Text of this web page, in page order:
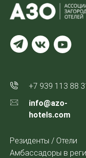
+7 939 113 88
info@azo-
hotels.com
Резиденты / Отели
Амбассадоры в